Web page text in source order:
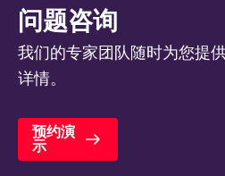
问题咨询
我们的专家团队随时为您提
详情。
预约演
示